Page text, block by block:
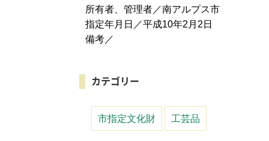
所有者、管理者／南アルプス市
指定年月日／平成10年2月2日
備考／
カテゴリー
市指定文化財 工芸品